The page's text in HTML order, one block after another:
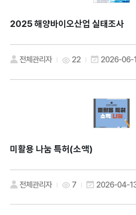
2025 해양바이오산업 실태조사
전체관리자 22 2026-06-
미활용 나눔 특허(소액)
전체관리자 7 2026-04-